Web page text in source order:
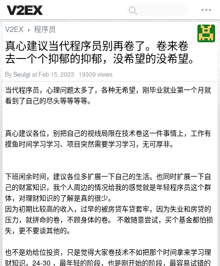
V2EX › 程序员
真心建议当代程序员别再卷了。卷来卷
去一个个抑郁的抑郁，没希望的没希望。
BySeulgi at Feb 15, 2023 · 19309 views
当代程序员，心理问题太多了，各种无希望，刚毕业就业第一个月就
看到了自己的尽头等等等等。
真心建议各位，别把自己的视线局限在技术卷这一件事情上，工作有
摸鱼时间学习学习、项目突然需要学习学习，无可厚非。
下班闲余时间，建议各位多扩展一下自己的生活。也同时扩展一下自
己的财富知识，我个人周边的情况给我的感觉就是年轻程序员这个群
体，对理财知识的了解是真的很少。
因为初期比较高的收入，过早的被房贷车贷套牢，因为失业和房贷的
压力，就拼命的卷，不顾身体的卷。 不敢随意尝试，买个基金都怕损
失，更不要谈其他的。
也不是劝给位投资，只是觉得大家卷技术不如把那个时间拿来学习理
财知识。24-30 ，最年轻的阶段，也是刚开始的阶段，最容易试错的